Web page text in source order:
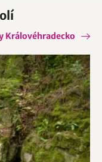
Královéhradecko